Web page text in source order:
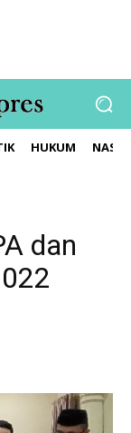
HUKUM
dan